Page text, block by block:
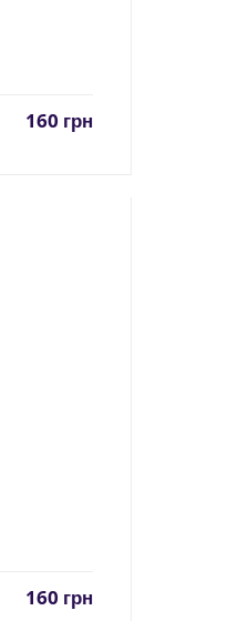
160 грн
160 грн